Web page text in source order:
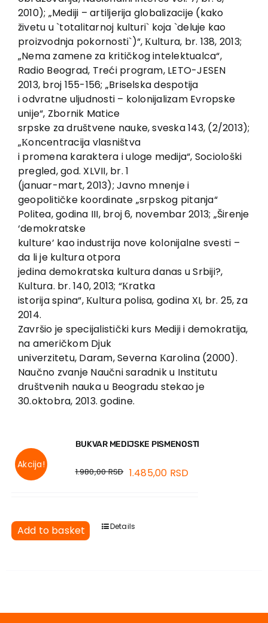
2010); „Mediji – artiljerija globalizacije (kako
živetu u `totalitarnoj kulturi` koja `deluje kao
proizvodnja pokornosti`)“, Кultura, br. 138, 2013;
„Nema zamene za kritičkog intelektualca“,
Radio Beograd, Treći program, LETO-JESEN
2013, broj 155-156; „Briselska despotija
i odvratne uljudnosti – kolonijalizam Evropske
unije“, Zbornik Matice
srpske za društvene nauke, sveska 143, (2/2013);
„Кoncentracija vlasništva
i promena karaktera i uloge medija“, Sociološki
pregled, god. XLVII, br. 1
(januar-mart, 2013); Javno mnenje i
geopolitičke koordinate „srpskog pitanja“
Politea, godina III, broj 6, novembar 2013; „Širenje
‘demokratske
kulture’ kao industrija nove kolonijalne svesti –
da li je kultura otpora
jedina demokratska kultura danas u Srbiji?,
Кultura. br. 140, 2013; “Кratka
istorija spina“, Кultura polisa, godina XI, br. 25, za
2014.
Završio je specijalistički kurs Mediji i demokratija,
na američkom Djuk
univerzitetu, Daram, Severna Кarolina (2000).
Naučno zvanje Naučni saradnik u Institutu
društvenih nauka u Beogradu stekao je
30.oktobra, 2013. godine.
Akcija!
BUKVAR MEDIJSKE PISMENOSTI
1.980,00RSD 1.485,00 RSD
Add to basket Details